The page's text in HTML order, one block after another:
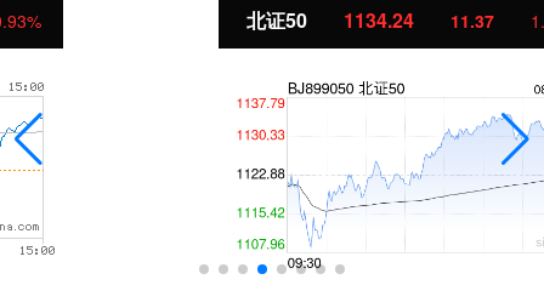
1134.24 11.37 1.01%